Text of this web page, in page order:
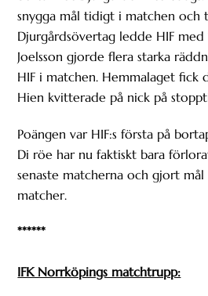
snygga mål tidigt i matchen och
Djurgårdsövertag ledde HIF
Joelsson gjorde flera starka
HIF i matchen. Hemmalaget fick
Hien kvitterade på nick på
Poängen var HIF:s första på
Di röe har nu faktiskt bara
senaste matcherna och gjort mål
matcher.
******
IFK Norrköpings matchtrupp: